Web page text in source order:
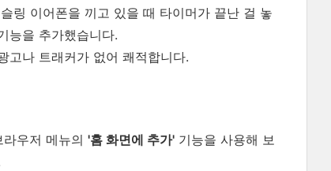
링 이어폰을 끼고 있을 때 타이머가 끝난 걸 놓
능을 추가했습니다.
고나 트래커가 없어 쾌적합니다.
우저 메뉴의 '홈 화면에 추가' 기능을 사용해 보